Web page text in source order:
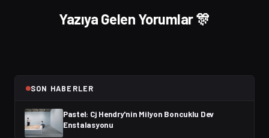
Yazıya Gelen Yorumlar 🎊
SON HABERLER
Pastel: Cj Hendry'nin Milyon Boncuklu Dev
Enstalasyonu